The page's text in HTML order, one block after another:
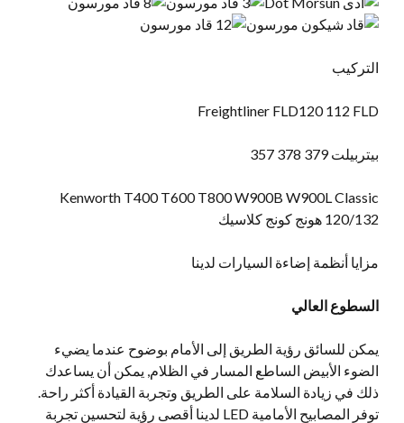
التركيب
Freightliner FLD120 112 FLD
بيتربيلت 379 378 357
Kenworth T400 T600 T800 W900B W900L Classic
120/132 هونج كونج كلاسيك
مزايا أنظمة إضاءة السيارات لدينا
السطوع العالي
يمكن للسائق رؤية الطريق إلى الأمام بوضوح عندما يضيء
الضوء الأبيض الساطع المسار في الظلام, يمكن أن يساعدك
ذلك في زيادة السلامة على الطريق وتجربة القيادة أكثر راحة.
توفر المصابيح الأمامية LED لدينا أقصى رؤية لتحسين تجربة